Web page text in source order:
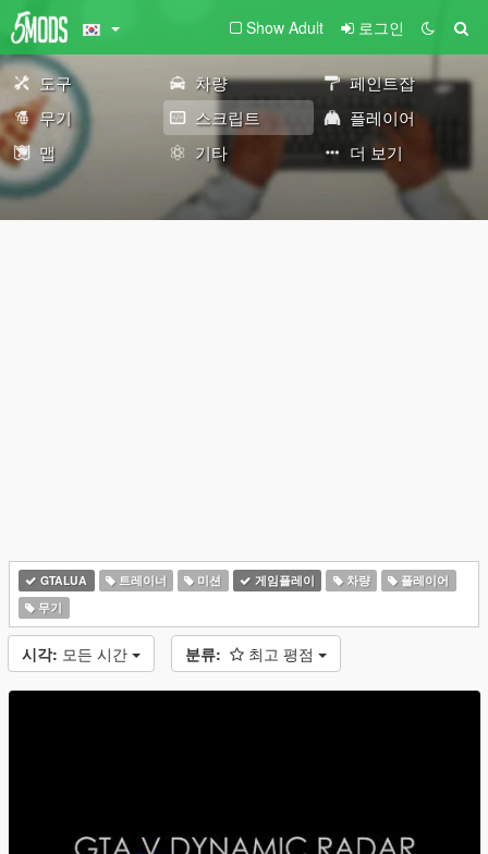
Show Adult 로그인
도구 차량
페인트잡
무기
스크립트
플레이어
맵
기타 더 보기
GTALUA 트레이너 미션 게임플레이 차량
플레이어
무기
시각: 모든 시간 분류: 최고 평점